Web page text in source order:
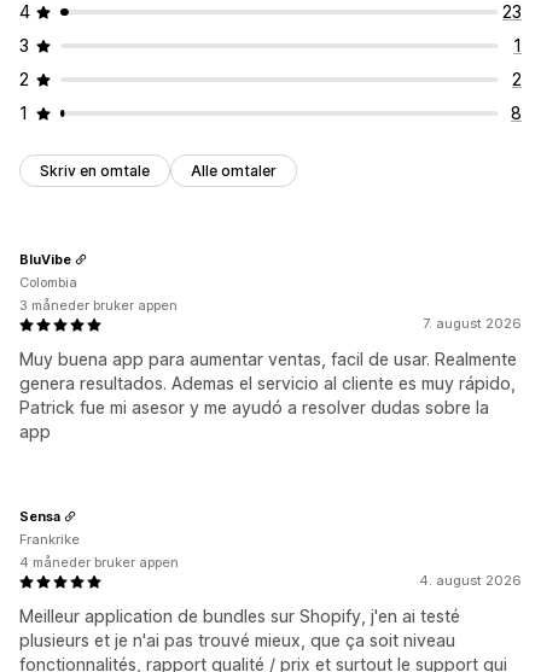
4
23
3
1
2
2
1
8
Skriv en omtale Alle omtaler
7. august 2026
Muy buena app para aumentar ventas, facil de usar. Realmente
genera resultados. Ademas el servicio al cliente es muy rápido,
Patrick fue mi asesor y me ayudó a resolver dudas sobre la
app
BluVibe
Colombia
3 måneder bruker appen
4. august 2026
Meilleur application de bundles sur Shopify, j'en ai testé
plusieurs et je n'ai pas trouvé mieux, que ça soit niveau
fonctionnalités, rapport qualité / prix et surtout le support qui
Sensa
Frankrike
4 måneder bruker appen